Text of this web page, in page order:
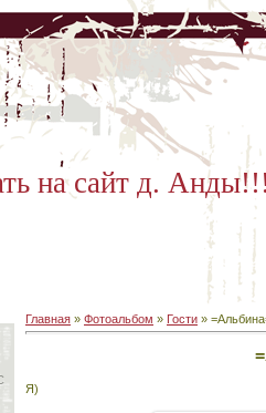
на сайт д.
Главная » Фотоальбом » Гости »
Я)